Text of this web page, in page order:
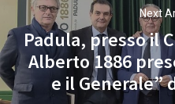
Next
Padula, presso il
Alberto 1886
e il Generale”